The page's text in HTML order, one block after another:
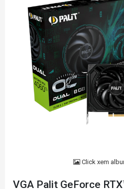
Click xem
VGA Palit GeForce